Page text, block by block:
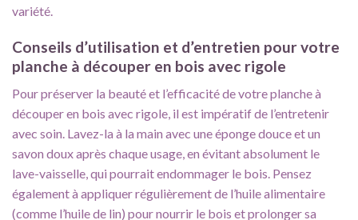
variété.
Conseils d’utilisation et d’entretien pour votre
planche à découper en bois avec rigole
Pour préserver la beauté et l’efficacité de votre planche à
découper en bois avec rigole, il est impératif de l’entretenir
avec soin. Lavez-la à la main avec une éponge douce et un
savon doux après chaque usage, en évitant absolument le
lave-vaisselle, qui pourrait endommager le bois. Pensez
également à appliquer régulièrement de l’huile alimentaire
(comme l’huile de lin) pour nourrir le bois et prolonger sa